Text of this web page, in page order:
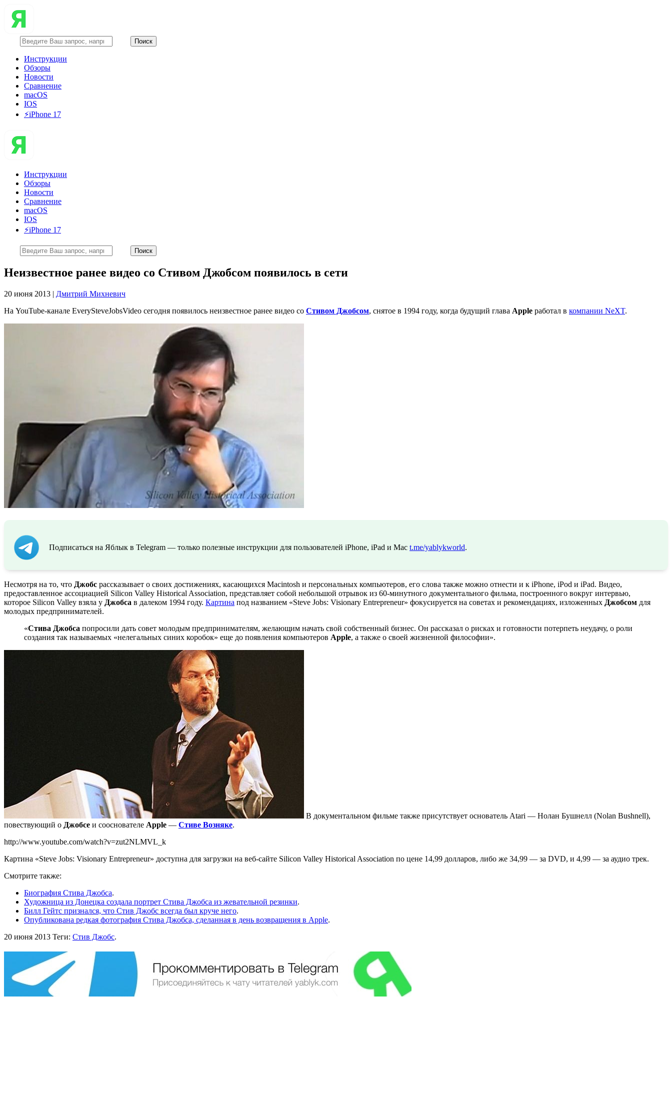
Инструкции
Обзоры
Новости
Сравнение
macOS
IOS
⚡️iPhone 17
Инструкции
Обзоры
Новости
Сравнение
macOS
IOS
⚡️iPhone 17
Неизвестное ранее видео со Стивом Джобсом появилось в сети
20 июня 2013 | Дмитрий Михневич
На YouTube-канале EverySteveJobsVideo сегодня появилось неизвестное ранее видео со Стивом Джобсом, снятое в 1994 году, когда будущий глава Apple работал в компании NeXT.
Подписаться на Яблык в Telegram — только полезные инструкции для пользователей iPhone, iPad и Mac t.me/yablykworld.
Несмотря на то, что Джобс рассказывает о своих достижениях, касающихся Macintosh и персональных компьютеров, его слова также можно отнести и к iPhone, iPod и iPad. Видео,
предоставленное ассоциацией Silicon Valley Historical Association, представляет собой небольшой отрывок из 60-минутного документального фильма, построенного вокруг интервью,
которое Silicon Valley взяла у Джобса в далеком 1994 году. Картина под названием «Steve Jobs: Visionary Entrepreneur» фокусируется на советах и рекомендациях, изложенных Джобсом для
молодых предпринимателей.
«Стива Джобса попросили дать совет молодым предпринимателям, желающим начать свой собственный бизнес. Он рассказал о рисках и готовности потерпеть неудачу, о роли
создания так называемых «нелегальных синих коробок» еще до появления компьютеров Apple, а также о своей жизненной философии».
В документальном фильме также присутствует основатель Atari — Нолан Бушнелл (Nolan Bushnell),
повествующий о Джобсе и сооснователе Apple — Стиве Возняке.
http://www.youtube.com/watch?v=zut2NLMVL_k
Картина «Steve Jobs: Visionary Entrepreneur» доступна для загрузки на веб-сайте Silicon Valley Historical Association по цене 14,99 долларов, либо же 34,99 — за DVD, и 4,99 — за аудио трек.
Смотрите также:
Биография Стива Джобса.
Художница из Донецка создала портрет Стива Джобса из жевательной резинки.
Билл Гейтс признался, что Стив Джобс всегда был круче него.
Опубликована редкая фотография Стива Джобса, сделанная в день возвращения в Apple.
20 июня 2013 Теги: Стив Джобс.